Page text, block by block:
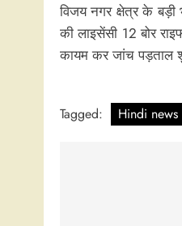
विजय नगर क्षेत्र के बड़ी
की लाइसेंसी 12 बोर
कायम कर जांच पड़ताल
Tagged: Hindi news